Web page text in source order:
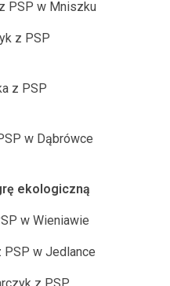
PSP w Mniszku
z PSP
z PSP
w Dąbrówce
ekologiczną
w Wieniawie
PSP w Jedlance